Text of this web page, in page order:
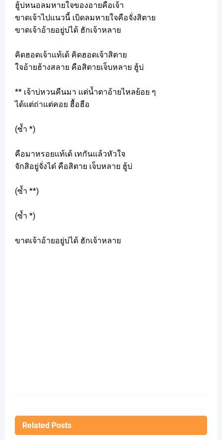
ฮู้บ่หนอลมหายใจของอายคือเจ้า
ขาดเจ้าไปแนวนี้ เบิดลมหายใจคือจั่งสิตาย
ขาดเจ้าอ้ายอยู่บ่ได้ ฮักเจ้าหลาย
คิดฮอดเจ้าแท้เด้ คิดฮอดเจ้าสิตาย
ใจอ้ายฮ้างสลาย คือสิตายเจ็บหลาย ฮู้บ่
** เจ้าบ่หวนคืนมา แต่น้ำตาอ้ายไหลย้อย ๆ
ได้แต่ถ่าแต่คอย ฮื้อฮือ
(ซ้ำ *)
คือมาหรอยแท้เด้ เทกันแล้วหัวใจ
จักสิอยู่จั่งได๋ คือสิตาย เจ็บหลาย ฮู้บ่
(ซ้ำ **)
(ซ้ำ *)
ขาดเจ้าอ้ายอยู่บ่ได้ ฮักเจ้าหลาย
Related Posts